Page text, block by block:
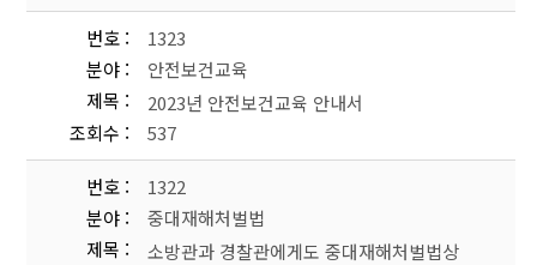
번호
1323
분야
안전보건교육
제목
2023년 안전보건교육 안내서
조회수
537
번호
1322
분야
중대재해처벌법
제목
소방관과 경찰관에게도 중대재해처벌법상